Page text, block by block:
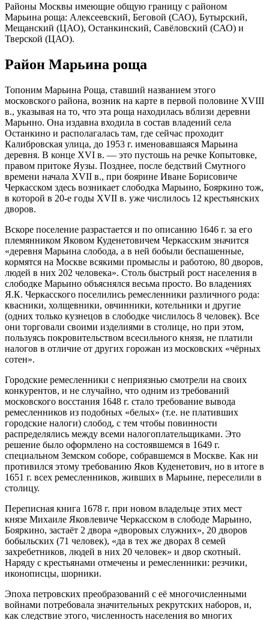
Районы Москвы имеющие общую границу с районом
Марьина роща: Алексеевский, Беговой (САО), Бутырский,
Мещанский (ЦАО), Останкинский, Савёловский (САО) и
Тверской (ЦАО).
Район Марьина роща
Топоним Марьина Роща, ставший названием этого
московского района, возник на карте в первой половине XVIII
в., указывая на то, что эта роща находилась вблизи деревни
Марьнно. Она издавна входила в состав владений села
Останкино и располагалась там, где сейчас проходит
Калибровская улица, до 1953 г. именовавшаяся Марьина
деревня. В конце XVI в. — это пустошь на речке Копытовке,
правом притоке Яузы. Позднее, после бедствий Смутного
времени начала XVII в., при боярине Иване Борисовиче
Черкасском здесь возникает слободка Марьино, Бояркино тож,
в которой в 20-е годы XVII в. уже числилось 12 крестьянских
дворов.
Вскоре поселение разрастается и по описанию 1646 г. за его
племянником Яковом Куденетовичем Черкасским значится
«деревня Марьина слобода, а в ней бобыли беспашенные,
кормятся на Москве всякими промыслы и работою, 80 дворов,
людей в них 202 человека». Столь быстрый рост населения в
слободке Марьино объяснялся весьма просто. Во владениях
Я.К. Черкасского поселились ремесленники различного рода:
квасники, холщевники, овчинники, котельники и другие
(одних только кузнецов в слободке числилось 8 человек). Все
они торговали своими изделиями в столице, но при этом,
пользуясь покровительством всесильного князя, не платили
налогов в отличие от других горожан из московских «чёрных
сотен».
Городские ремесленники с неприязнью смотрели на своих
конкурентов, и не случайно, что одним из требований
московского восстания 1648 г. стало требование вывода
ремесленников из подобных «белых» (т.е. не плативших
городские налоги) слобод, с тем чтобы повинности
распределялись между всеми налогоплательщиками. Это
решение было оформлено на состоявшемся в 1649 г.
специальном Земском соборе, собравшемся в Москве. Как ни
противился этому требованию Яков Куденетович, но в итоге в
1651 г. всех ремесленников, живших в Марьине, переселили в
столицу.
Переписная книга 1678 г. при новом владельце этих мест
князе Михаиле Яковлевиче Черкасском в слободе Марьино,
Бояркино, застаёт 2 двора «дворовых служних», 20 дворов
бобыльских (71 человек), «да в тех же дворах 8 семей
захребетников, людей в них 20 человек» и двор скотный.
Наряду с крестьянами отмечены и ремесленники: резчики,
иконописцы, шорники.
Эпоха петровских преобразований с её многочисленными
войнами потребовала значительных рекрутских наборов, и,
как следствие этого, численность населения во многих